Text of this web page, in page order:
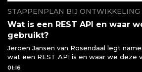
STAPPENPLAN BIJ ONTWIKKELING
Wat is een REST API en waar
gebruikt?
Jeroen Jansen van Rosendaal legt
wat een REST API is en waar we deze
gebruiken of moeten gebruiken
01:16